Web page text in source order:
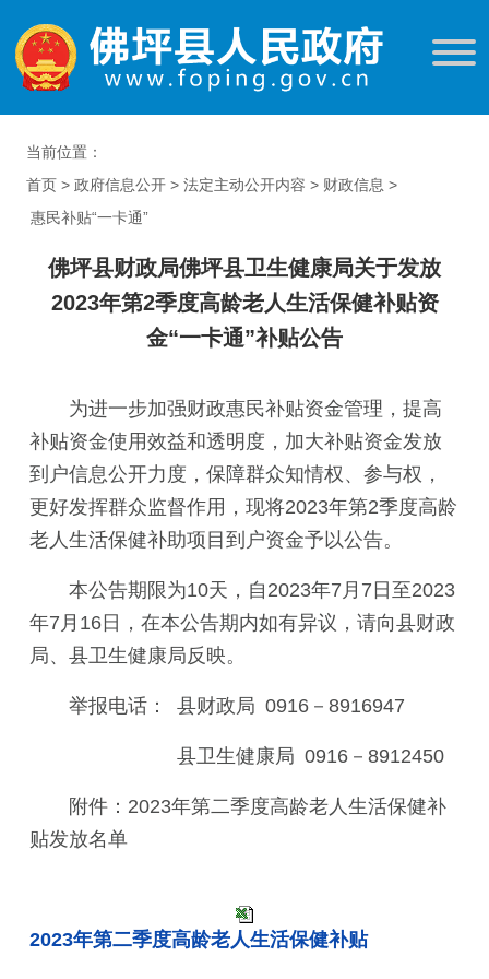
当前位置：
首页 > 政府信息公开 > 法定主动公开内容 > 财政信息 >
惠民补贴“一卡通”
佛坪县财政局佛坪县卫生健康局关于发放
2023年第2季度高龄老人生活保健补贴资
金“一卡通”补贴公告
为进一步加强财政惠民补贴资金管理，提高
补贴资金使用效益和透明度，加大补贴资金发放
到户信息公开力度，保障群众知情权、参与权，
更好发挥群众监督作用，现将2023年第2季度高龄
老人生活保健补助项目到户资金予以公告。
本公告期限为10天，自2023年7月7日至2023
年7月16日，在本公告期内如有异议，请向县财政
局、县卫生健康局反映。
举报电话： 县财政局 0916－8916947
县卫生健康局 0916－8912450
附件：2023年第二季度高龄老人生活保健补
贴发放名单
2023年第二季度高龄老人生活保健补贴